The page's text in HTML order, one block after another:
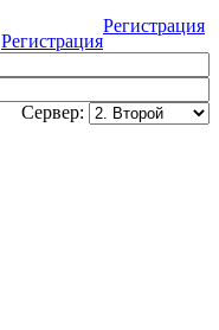
Регистрация
Регистрация
Сервер: